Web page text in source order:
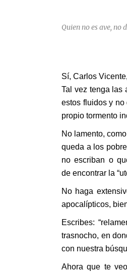
Quien no es ave, no
Sí, Carlos
Tal vez tenga las
estos fluidos y no
propio tormento
No lamento,
queda a los
no escriban o
de encontrar la
No haga
apocalípticos,
Escribes:
trasnocho, en
con nuestra
Ahora que te